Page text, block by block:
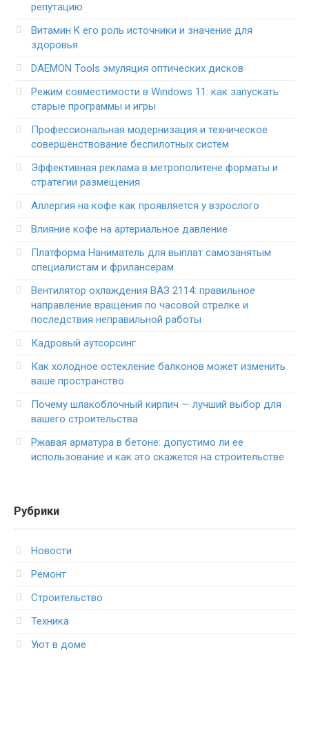
репутацию
Витамин K его роль источники и значение для
здоровья
DAEMON Tools эмуляция оптических дисков
Режим совместимости в Windows 11: как запускать
старые программы и игры
Профессиональная модернизация и техническое
совершенствование беспилотных систем
Эффективная реклама в метрополитене форматы и
стратегии размещения
Аллергия на кофе как проявляется у взрослого
Влияние кофе на артериальное давление
Платформа Наниматель для выплат самозанятым
специалистам и фрилансерам
Вентилятор охлаждения ВАЗ 2114: правильное
направление вращения по часовой стрелке и
последствия неправильной работы
Кадровый аутсорсинг
Как холодное остекление балконов может изменить
ваше пространство
Почему шлакоблочный кирпич — лучший выбор для
вашего строительства
Ржавая арматура в бетоне: допустимо ли ее
использование и как это скажется на строительстве
Рубрики
Новости
Ремонт
Строительство
Техника
Уют в доме